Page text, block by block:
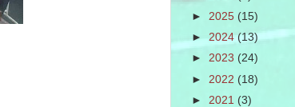
► 2025 (15)
► 2024(13)
► 2023 (24)
► 2022 (18)
► 2021 (3)